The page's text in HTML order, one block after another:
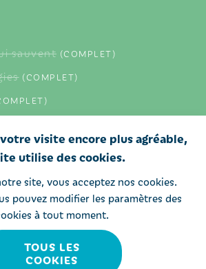
sauvent (COMPLET)
(COMPLET)
endovasculaires
(COMPLET)
(COMPLET)
visite encore plus agréable,
utilise des cookies.
site, vous acceptez nos cookies.
pouvez modifier les paramètres des
à tout moment.
TOUS LES
COOKIES